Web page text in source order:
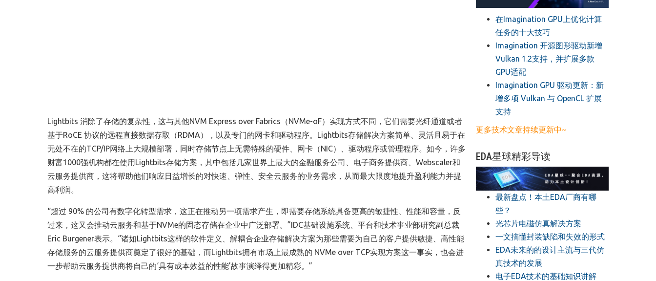
Lightbits 消除了存储的复杂性， 这与其他NVM Express over Fabrics （NVMe-oF）实现方式不同， 它们需要光纤通道或者
基于RoCE 协议的远程直接数据存取 （RDMA） ， 以及专门的网卡和驱动程序。 Lightbits存储解决方案简单、灵活且易于在
无处不在的TCP/IP网络上大规模部署，同时存储节点上无需特殊的硬件、网卡（NIC）、驱动程序或管理程序。如今，许多
财富1000强机构都在使用Lightbits存储方案，其中包括几家世界上最大的金融服务公司、电子商务提供商、 Webscaler和
云服务提供商，这将帮助他们响应日益增长的对快速、弹性、安全云服务的业务需求，从而最大限度地提升盈利能力并提
高利润。
“超过 90% 的公司有数字化转型需求，这正在推动另一项需求产生，即需要存储系统具备更高的敏捷性、性能和容量，反
过来，这又会推动云服务和基于NVMe的固态存储在企业中广泛部署。”IDC基础设施系统、平台和技术事业部研究副总裁
Eric Burgener表示。“诸如Lightbits这样的软件定义、解耦合企业存储解决方案为那些需要为自己的客户提供敏捷、高性能
存储服务的云服务提供商奠定了很好的基础，而Lightbits拥有市场上最成熟的 NVMe over TCP实现方案这一事实，也会进
一步帮助云服务提供商将自己的‘具有成本效益的性能’故事演绎得更加精彩。 ”
在Imagination GPU上优化计算
任务的十大技巧
​Imagination 开源图形驱动新增
Vulkan 1.2支持，并扩展多款
GPU适配
​Imagination GPU 驱动更新：新
增多项 Vulkan 与 OpenCL 扩展
支持
更多技术文章持续更新中~
EDA星球精彩导读
最新盘点！本土EDA厂商有哪
些？
光芯片电磁仿真解决方案
一文搞懂封装缺陷和失效的形式
EDA未来的的设计主流与三代仿
真技术的发展
电子EDA技术的基础知识讲解